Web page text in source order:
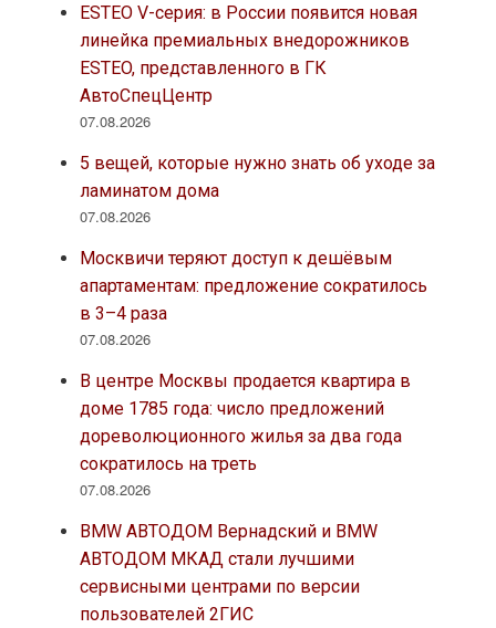
ESTEO V-серия: в России появится новая
линейка премиальных внедорожников
ESTEO, представленного в ГК
АвтоСпецЦентр
07.08.2026
5 вещей, которые нужно знать об уходе за
ламинатом дома
07.08.2026
Москвичи теряют доступ к дешёвым
апартаментам: предложение сократилось
в 3–4 раза
07.08.2026
В центре Москвы продается квартира в
доме 1785 года: число предложений
дореволюционного жилья за два года
сократилось на треть
07.08.2026
BMW АВТОДОМ Вернадский и BMW
АВТОДОМ МКАД стали лучшими
сервисными центрами по версии
пользователей 2ГИС